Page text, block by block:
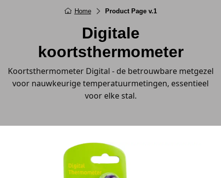
Home Product Page v.1
Digitale
koortsthermometer
Koortsthermometer Digital - de betrouwbare metgezel
voor nauwkeurige temperatuurmetingen, essentieel
voor elke stal.